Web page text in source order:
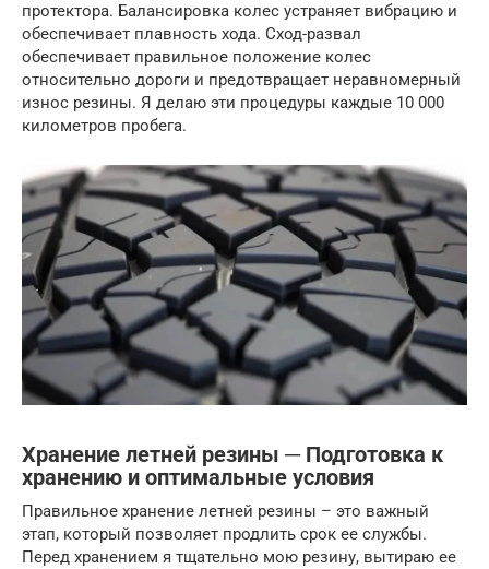
протектора. Балансировка колес устраняет вибрацию и
обеспечивает плавность хода. Сход-развал
обеспечивает правильное положение колес
относительно дороги и предотвращает неравномерный
износ резины. Я делаю эти процедуры каждые 10 000
километров пробега.
Хранение летней резины ─ Подготовка к
хранению и оптимальные условия
Правильное хранение летней резины – это важный
этап, который позволяет продлить срок ее службы.
Перед хранением я тщательно мою резину, вытираю ее